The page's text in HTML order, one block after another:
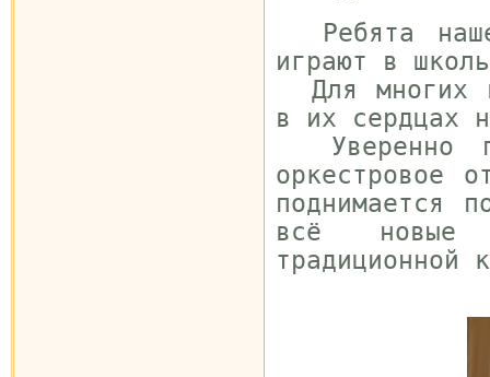
Ребята
играют в
Для многих
в их сердцах
Уверенно
оркестровое
поднимается
всё новые
традиционной